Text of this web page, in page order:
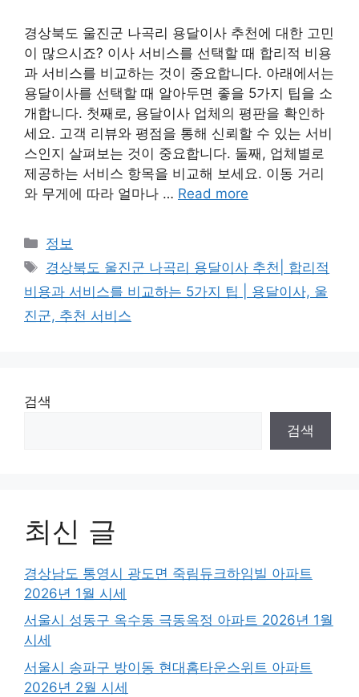
경상북도 울진군 나곡리 용달이사 추천에 대한 고민
이 많으시죠? 이사 서비스를 선택할 때 합리적 비용
과 서비스를 비교하는 것이 중요합니다. 아래에서는
용달이사를 선택할 때 알아두면 좋을 5가지 팁을 소
개합니다. 첫째로, 용달이사 업체의 평판을 확인하
세요. 고객 리뷰와 평점을 통해 신뢰할 수 있는 서비
스인지 살펴보는 것이 중요합니다. 둘째, 업체별로
제공하는 서비스 항목을 비교해 보세요. 이동 거리
와 무게에 따라 얼마나 … Read more
Categories
정보
Tags
경상북도 울진군 나곡리 용달이사 추천| 합리적
비용과 서비스를 비교하는 5가지 팁 | 용달이사, 울
진군, 추천 서비스
검색
검색
최신 글
경상남도 통영시 광도면 죽림듀크하임빌 아파트
2026년 1월 시세
서울시 성동구 옥수동 극동옥정 아파트 2026년 1월
시세
서울시 송파구 방이동 현대홈타운스위트 아파트
2026년 2월 시세